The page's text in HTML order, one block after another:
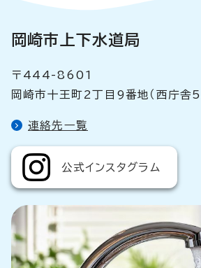
岡崎市上下水道局
〒444-8601
岡崎市十王町2丁目9番地（西庁舎5
連絡先一覧
公式インスタグラム